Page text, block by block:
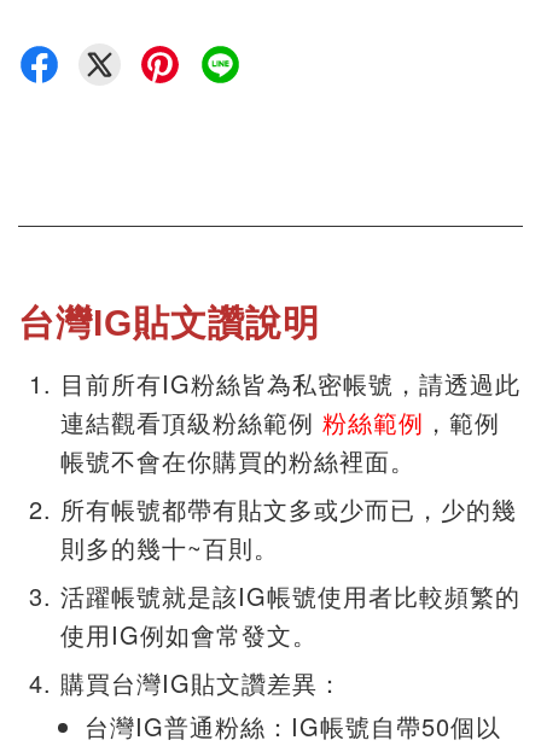
台灣IG貼文讚說明
目前所有IG粉絲皆為私密帳號，請透過此
連結觀看頂級粉絲範例 粉絲範例 ，範例
帳號不會在你購買的粉絲裡面。
所有帳號都帶有貼文多或少而已，少的幾
則多的幾十~百則。
活躍帳號就是該IG帳號使用者比較頻繁的
使用IG例如會常發文。
購買台灣IG貼文讚差異：
台灣IG普通粉絲：IG帳號自帶50個以